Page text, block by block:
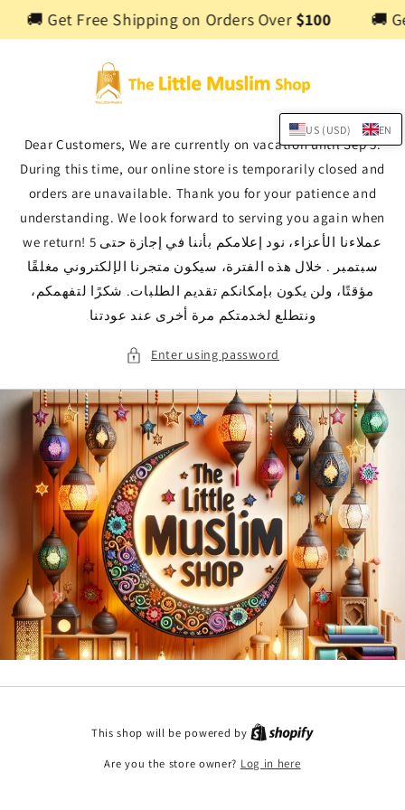
🚚 Get Free Shipping on Orders Over $100 🚚
Skip to
content
Dear Customers, We are currently on vacation until Sep 5.
During this time, our online store is temporarily closed and
orders are unavailable. Thank you for your patience and
understanding. We look forward to serving you again when
we return! عملاءنا الأعزاء، نود إعلامكم بأننا في إجازة حتى 5
سبتمبر . خلال هذه الفترة، سيكون متجرنا الإلكتروني مغلقًا
مؤقتًا، ولن يكون بإمكانكم تقديم الطلبات. شكرًا لتفهمكم،
ونتطلع لخدمتكم مرة أخرى عند عودتنا
Enter using password
This shop will be powered by
Are you the store owner? Log in here
US (USD) EN